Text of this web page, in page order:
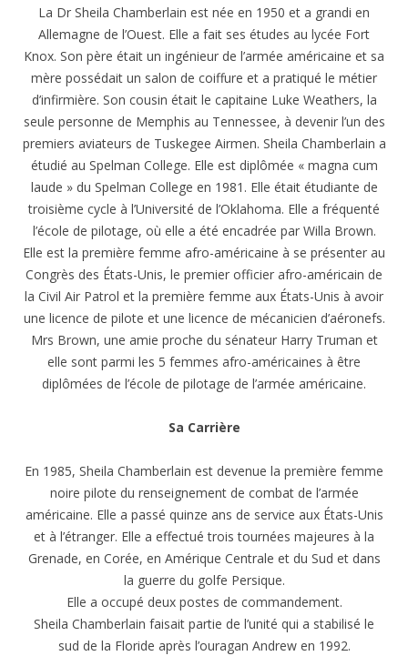
La Dr Sheila Chamberlain est née en 1950 et a grandi en
Allemagne de l’Ouest. Elle a fait ses études au lycée Fort
Knox. Son père était un ingénieur de l’armée américaine et sa
mère possédait un salon de coiffure et a pratiqué le métier
d’infirmière. Son cousin était le capitaine Luke Weathers, la
seule personne de Memphis au Tennessee, à devenir l’un des
premiers aviateurs de Tuskegee Airmen. Sheila Chamberlain a
étudié au Spelman College. Elle est diplômée « magna cum
laude » du Spelman College en 1981. Elle était étudiante de
troisième cycle à l’Université de l’Oklahoma. Elle a fréquenté
l’école de pilotage, où elle a été encadrée par Willa Brown.
Elle est la première femme afro-américaine à se présenter au
Congrès des États-Unis, le premier officier afro-américain de
la Civil Air Patrol et la première femme aux États-Unis à avoir
une licence de pilote et une licence de mécanicien d’aéronefs.
Mrs Brown, une amie proche du sénateur Harry Truman et
elle sont parmi les 5 femmes afro-américaines à être
diplômées de l’école de pilotage de l’armée américaine.
Sa Carrière
En 1985, Sheila Chamberlain est devenue la première femme
noire pilote du renseignement de combat de l’armée
américaine. Elle a passé quinze ans de service aux États-Unis
et à l’étranger. Elle a effectué trois tournées majeures à la
Grenade, en Corée, en Amérique Centrale et du Sud et dans
la guerre du golfe Persique.
Elle a occupé deux postes de commandement.
Sheila Chamberlain faisait partie de l’unité qui a stabilisé le
sud de la Floride après l’ouragan Andrew en 1992.